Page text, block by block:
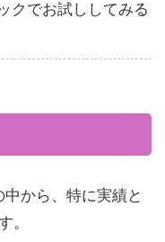
クでお試ししてみる
から、特に実績と
。